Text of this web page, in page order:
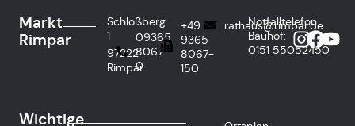
Markt
Rimpar
Schloßberg
1
97222
Rimpar
09365
8067-
0
+49
9365
8067-
150
rathaus@rimpar.de
Notfalltelefon
Bauhof:
0151 55052450
Wichtige